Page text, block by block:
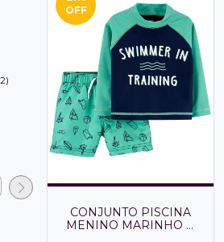
OFF
CONJUNTO PISCINA
MENINO MARINHO E